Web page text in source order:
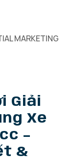
MARKETING
Giải
Xe
–
&